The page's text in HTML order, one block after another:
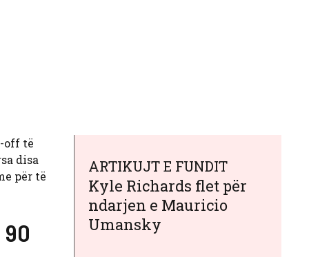
off të
disa
për të
ARTIKUJT E FUNDIT
Kyle Richards flet për
ndarjen e Mauricio
Umansky